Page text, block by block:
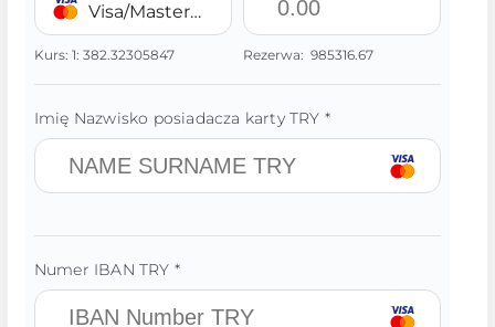
Visa/MasterCard 💳 TRY
Kurs: 1: 382.32305847 Rezerwa: 985316.67
Imię Nazwisko posiadacza karty TRY *
Numer IBAN TRY *